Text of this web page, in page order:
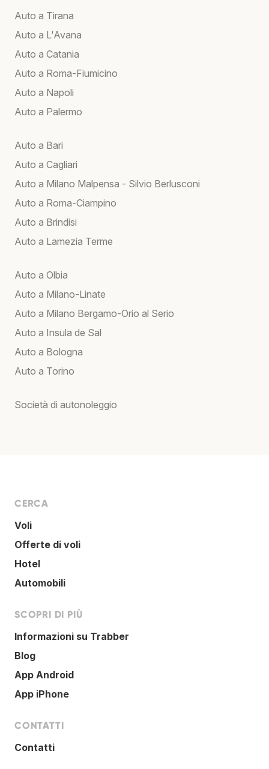
Auto a Tirana
Auto a L'Avana
Auto a Catania
Auto a Roma-Fiumicino
Auto a Napoli
Auto a Palermo
Auto a Bari
Auto a Cagliari
Auto a Milano Malpensa - Silvio Berlusconi
Auto a Roma-Ciampino
Auto a Brindisi
Auto a Lamezia Terme
Auto a Olbia
Auto a Milano-Linate
Auto a Milano Bergamo-Orio al Serio
Auto a Insula de Sal
Auto a Bologna
Auto a Torino
Società di autonoleggio
CERCA
Voli
Offerte di voli
Hotel
Automobili
SCOPRI DI PIÙ
Informazioni su Trabber
Blog
App Android
App iPhone
CONTATTI
Contatti